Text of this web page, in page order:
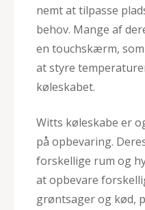
nemt at tilpasse
behov. Mange af
en touchskærm,
at styre
køleskabet.
Witts køleskabe er
på opbevaring.
forskellige rum og
at opbevare
grøntsager og kød,